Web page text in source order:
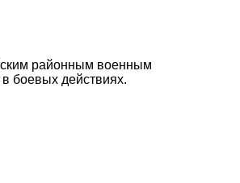
районным военным
боевых действиях.